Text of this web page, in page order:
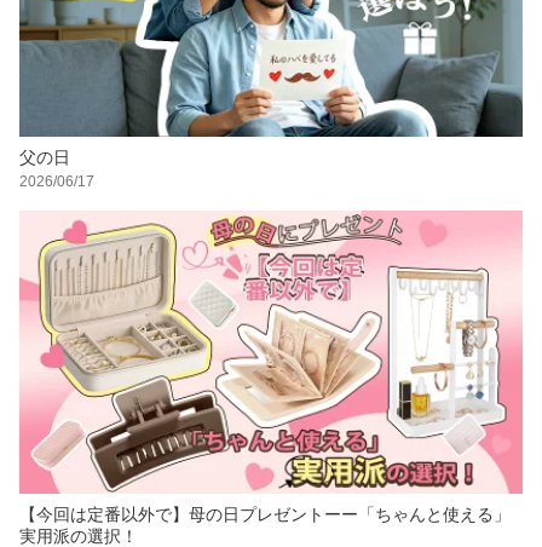
父の日
2026/06/17
【今回は定番以外で】母の日プレゼントーー「ちゃんと使える」
実用派の選択！